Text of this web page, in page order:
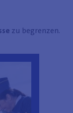
zu begrenzen.